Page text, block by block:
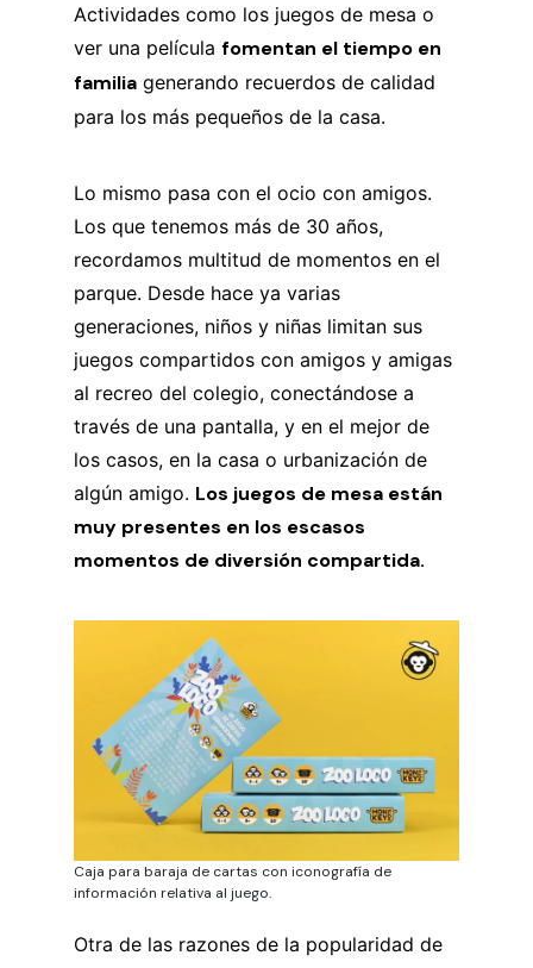
Actividades como los juegos de mesa o
ver una película fomentan el tiempo en
familia generando recuerdos de calidad
para los más pequeños de la casa.
Lo mismo pasa con el ocio con amigos.
Los que tenemos más de 30 años,
recordamos multitud de momentos en el
parque. Desde hace ya varias
generaciones, niños y niñas limitan sus
juegos compartidos con amigos y amigas
al recreo del colegio, conectándose a
través de una pantalla, y en el mejor de
los casos, en la casa o urbanización de
algún amigo. Los juegos de mesa están
muy presentes en los escasos
momentos de diversión compartida.
Caja para baraja de cartas con iconografía de
información relativa al juego.
Otra de las razones de la popularidad de